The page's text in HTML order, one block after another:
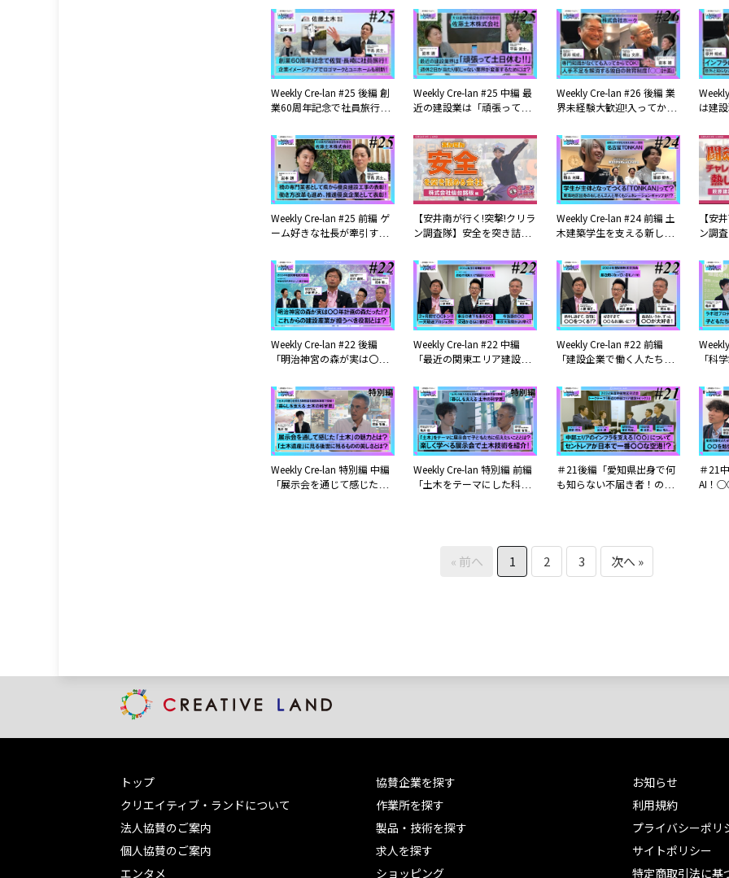
を女優が目撃!カメラを1台
犠牲にした貴重映像を見逃
すな!』【安井南】
動画が318万回再生!?バズ動
画の裏側に迫る!』【安井
南】
ユアサクオビス株式会社
団! ユ
Weekly Cre-lan #25 後編 創
業60周年記念で社員旅行に!
ニホームを刷新!アップデー
トし続ける建設会社!! 佐藤
土木株式会社
Weekly Cre-lan #25 中編 最
近の建設業は「頑張って土
前じゃなかった業界が変革
するためには？ 佐藤土木株
式会社
Weekly Cre-lan #26 後編 業
界未経験大歓迎!入ってから
て人手不足を解消! 株式会社
ホーク
は建
ない
会社
Weekly Cre-lan #25 前編 ゲ
ーム好きな社長が牽引する
佐藤土木株式会社
【安井南が行く!突撃!クリラ
ン調査隊】安全を突き詰め
板】編
Weekly Cre-lan #24 前編 土
木建築学生を支える新しい
【安
ン調
原建
Weekly Cre-lan #22 後編
「明治神宮の森が実は〇〇
年度CREATIVE LAND協賛企
業関東地区交流会公開収録
Weekly Cre-lan #22 中編
「最近の関東エリア建設ト
CREATIVE LAND協賛企業関
東地区交流会公開収録
Weekly Cre-lan #22 前編
「建設企業で働く人たちが
は？」2024年度CREATIVE
LAND協賛企業関東地区交流
会公開収録
「科
とは
した
いて
Weekly Cre-lan 特別編 中編
「展示会を通じて感じた
Weekly Cre-lan 特別編 前編
「土木をテーマにした科学
＃21後編「愛知県出身で何
も知らない不届き者！のん
＃21
AI！
« 前へ 1 2 3 次へ »
トップ
クリエイティブ・ランドについて
法人協賛のご案内
個人協賛のご案内
エンタメ
協賛企業を探す
作業所を探す
製品・技術を探す
求人を探す
ショッピング
お知らせ
利用規約
プライバシーポリ
サイトポリシー
特定商取引法に基